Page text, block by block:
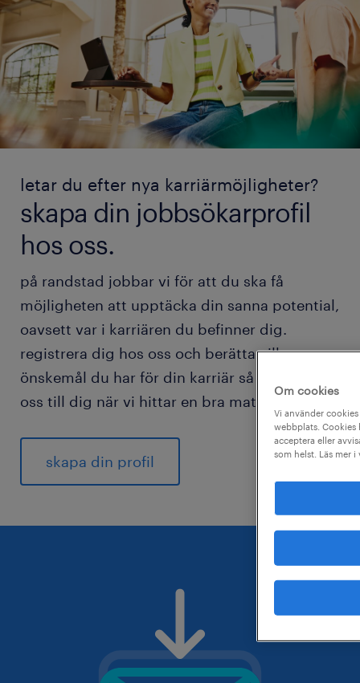
letar du efter nya karriärmöjligheter?
skapa din jobbsökarprofil
hos oss.
på randstad jobbar vi för att du ska få
möjligheten att upptäcka din sanna potential,
oavsett var i karriären du befinner dig.
registrera dig hos oss och berätta vilka
önskemål du har för din karriär så hör vi av
oss till dig när vi hittar en bra match för dig.
skapa din profil
Om cookies
Vi använder
webbplats. Cookies
acceptera eller
som helst. Läs mer i